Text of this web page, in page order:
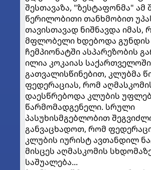
შესთავაზა, "ზესტაფონმა" ამ
წერილობითი თანხმობით
თავისთავად ნიშნავდა იმას,
მფლობელი ხდებოდა
ჩემპიონატში ასპარეზობის
ილია კოკაიას
გათვალისწინებით, კლუბმა
ფედერაციას, რომ
დაესწრებოდა კლუბის
წარმომადგენელი. სრული
პასუხისმგებლობით
განვაცხადოთ, რომ
კლუბის იურისტ ავთანდილ
მისცეს აღმასკომის
საშუალება...